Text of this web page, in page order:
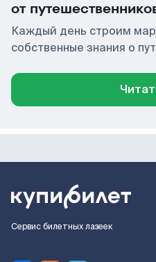
от
Каждый день строим
собственные знания о
Сервис билетных лазеек